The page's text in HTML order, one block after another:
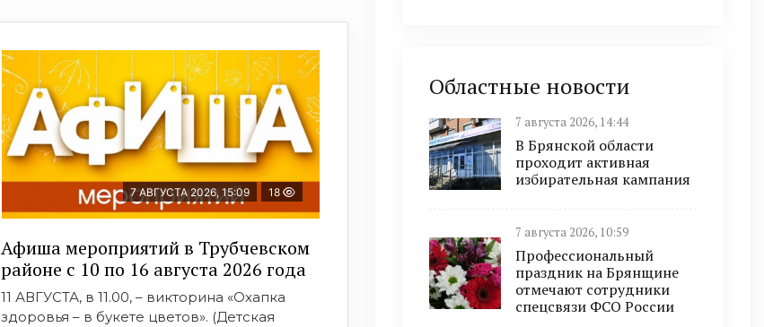
7 АВГУСТА 2026, 15:09 18
Афиша мероприятий в Трубчевском
районе с 10 по 16 августа 2026 года
11 АВГУСТА, в 11.00, – викторина «Охапка
здоровья – в букете цветов». (Детская
Областные новости
7 августа 2026, 14:44
В Брянской области
проходит активная
избирательная кампания
7 августа 2026, 10:59
Профессиональный
праздник на Брянщине
отмечают сотрудники
спецсвязи ФСО России